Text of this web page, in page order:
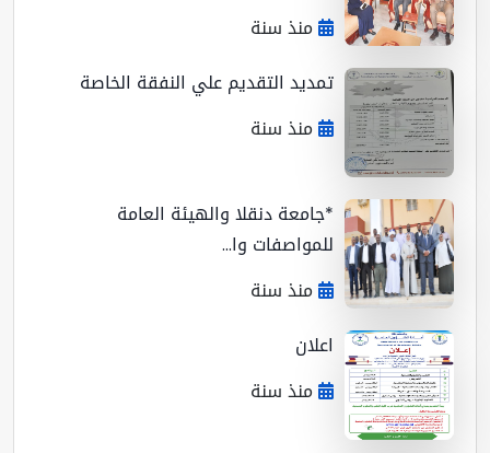
منذ سنة
تمديد التقديم علي النفقة الخاصة
منذ سنة
*جامعة دنقلا والهيئة العامة
للمواصفات وا...
منذ سنة
اعلان
منذ سنة